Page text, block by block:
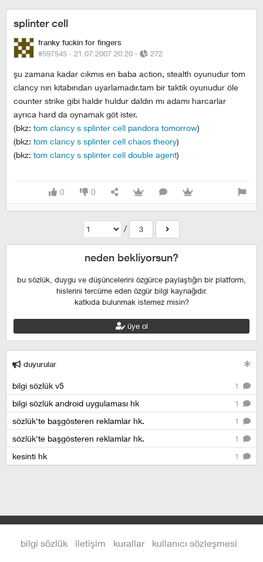
splinter cell
franky fuckin for fingers
#597545 · 21.07.2007 20:20 · 272
şu zamana kadar cıkmıs en baba action, stealth oyunudur tom
clancy nın kitabından uyarlamadır.tam bir taktik oyunudur öle
counter strike gibi haldır huldur daldın mı adamı harcarlar
ayrıca hard da oynamak göt ister.
(bkz: tom clancy s splinter cell pandora tomorrow)
(bkz: tom clancy s splinter cell chaos theory)
(bkz: tom clancy s splinter cell double agent)
0 0
/ 3
neden bekliyorsun?
bu sözlük, duygu ve düşüncelerini özgürce paylaştığın bir platform,
hislerini tercüme eden özgür bilgi kaynağıdır.
katkıda bulunmak istemez misin?
üye ol
duyurular
1
bilgi sözlük v5
1
bilgi sözlük android uygulaması hk
1
sözlük'te başgösteren reklamlar hk.
1
sözlük'te başgösteren reklamlar hk.
1
kesinti hk
bilgi sözlük iletişim kurallar kullanıcı sözleşmesi